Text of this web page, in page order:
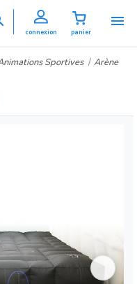

panier
connexion
Sportives
Arène